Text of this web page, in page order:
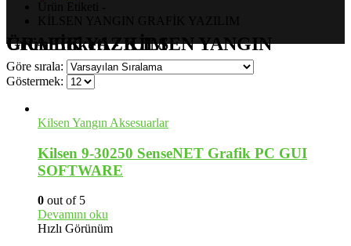
Ürün Etiketi - KİLSEN YANGIN GRAFİK YAZILIM
Göre sırala:
Göstermek:
Kilsen Yangın Aksesuarlar
Kilsen 9-30250 SenseNET Grafik PC GUI
SOFTWARE
0 out of 5
Devamını oku
Hızlı Görünüm